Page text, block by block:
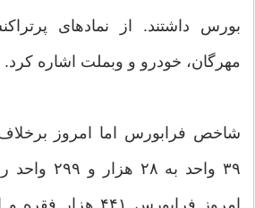
بورس داشتند. از نمادهای
مهرگان، خودرو و وبملت اشاره کرد.
شاخص فرابورس اما امروز
۳۹ واحد به